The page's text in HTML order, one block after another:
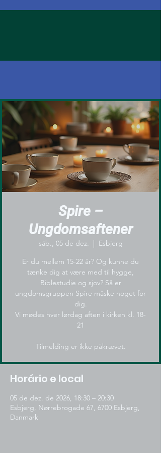
Spire –
Ungdomsaftener
sáb., 05 de dez.
  |
Esbjerg
Er du mellem 15-22 år? Og kunne du
tænke dig at være med til hygge,
Biblestudie og sjov? Så er
ungdomsgruppen Spire måske noget for
dig.
Vi mødes hver lørdag aften i kirken kl. 18-
21
Tilmelding er ikke påkrævet.
Horário e local
05 de dez. de 2026, 18:30 – 20:30
Esbjerg, Nørrebrogade 67, 6700 Esbjerg,
Danmark